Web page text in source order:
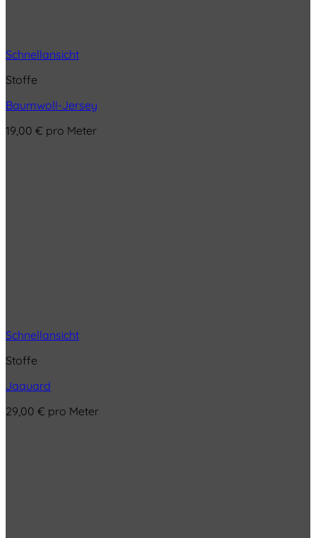
Schnellansicht
Stoffe
Baumwoll-Jersey
19,00 € pro Meter
Schnellansicht
Stoffe
Jaquard
29,00 € pro Meter